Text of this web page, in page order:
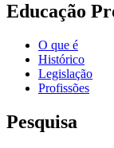
Educação
O que é
Histórico
Legislação
Profissões
Pesquisa